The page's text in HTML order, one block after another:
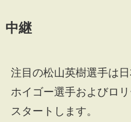
中継
注目の松山英樹選手は
ホイゴー選手およびロ
スタートします。